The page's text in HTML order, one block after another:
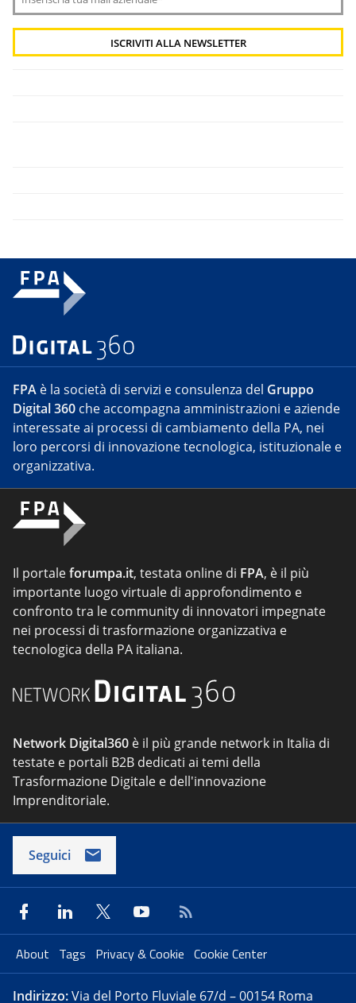
FPA è la società di servizi e consulenza del Gruppo
Digital 360 che accompagna amministrazioni e aziende
interessate ai processi di cambiamento della PA, nei
loro percorsi di innovazione tecnologica, istituzionale e
organizzativa.
Il portaleforumpa.it, testata online di FPA, è il più
importante luogo virtuale di approfondimento e
confronto tra le community di innovatori impegnate
nei processi di trasformazione organizzativa e
tecnologica della PA italiana.
Network Digital360 è il più grande network in Italia di
testate e portali B2B dedicati ai temi della
Trasformazione Digitale e dell'innovazione
Imprenditoriale.
Seguici
About Tags Privacy & Cookie Cookie Center
Indirizzo:Via del Porto Fluviale 67/d – 00154 Roma